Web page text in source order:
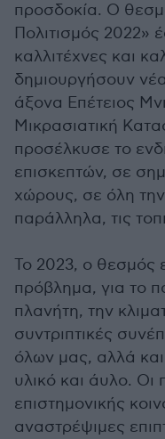
προσδοκία. Ο
Πολιτισμός 2022»
καλλιτέχνες και
δημιουργήσουν
άξονα Επέτειος
Μικρασιατική
προσέλκυσε το
επισκεπτών, σε
χώρους, σε όλη την
παράλληλα, τις
Το 2023, ο θεσμός
πρόβλημα, για το
πλανήτη, την
συντριπτικές
όλων μας, αλλά και
υλικό και άυλο. Οι
επιστημονικής
αναστρέψιμες